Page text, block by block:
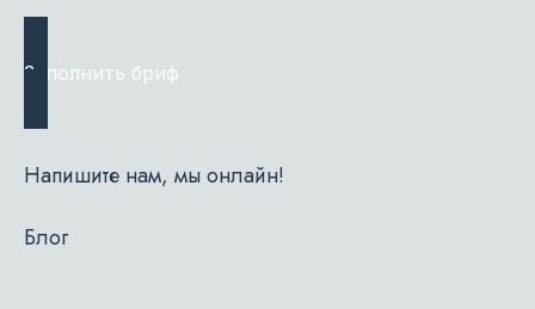
Заполнить бриф
Напишите нам, мы онлайн!
Блог